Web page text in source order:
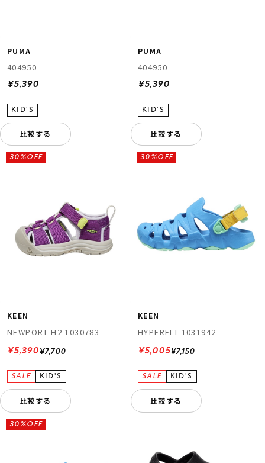
PUMA
404950
¥5,390
比較する
PUMA
404950
¥5,390
比較する
KEEN
NEWPORT H2 1030783
¥7,700
30%OFF
¥5,390
比較する
KEEN
HYPERFLT 1031942
¥7,150
30%OFF
¥5,005
比較する
30%OFF